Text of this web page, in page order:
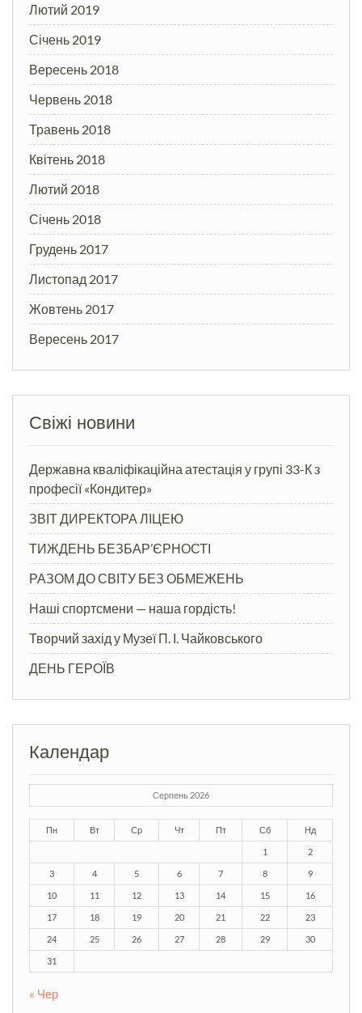
Лютий 2019
Січень 2019
Вересень 2018
Червень 2018
Травень 2018
Квітень 2018
Лютий 2018
Січень 2018
Грудень 2017
Листопад 2017
Жовтень 2017
Вересень 2017
Свіжі новини
Державна кваліфікаційна атестація у групі 33-К з
професії «Кондитер»
ЗВІТ ДИРЕКТОРА ЛІЦЕЮ
ТИЖДЕНЬ БЕЗБАР’ЄРНОСТІ
РАЗОМ ДО СВІТУ БЕЗ ОБМЕЖЕНЬ
Наші спортсмени — наша гордість!
Творчий захід у Музеї П. І. Чайковського
ДЕНЬ ГЕРОЇВ
Календар
Серпень 2026
Пн Вт Ср Чт Пт Сб Нд
1 2
3 4 5 6 7 8 9
10 11 12 13 14 15 16
17 18 19 20 21 22 23
24 25 26 27 28 29 30
31
« Чер